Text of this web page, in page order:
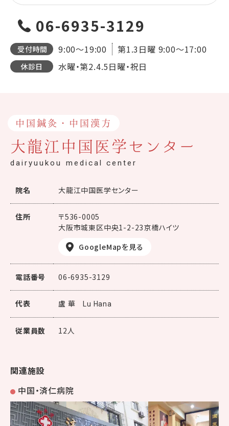
06-6935-3129
受付時間 9:00～19:00 第1.3日曜 9:00～17:00
休診日 水曜・第2.4.5日曜・祝日
中国鍼灸・中国漢方
大龍江中国医学センター
dairyuukou medical center
院名 大龍江中国医学センター
住所
〒536-0005
大阪市城東区中央1-2-23京橋ハイツ
GoogleMapを見る
電話番号 06-6935-3129
代表 盧 華 Lu Hana
従業員数 12人
関連施設
中国・済仁病院